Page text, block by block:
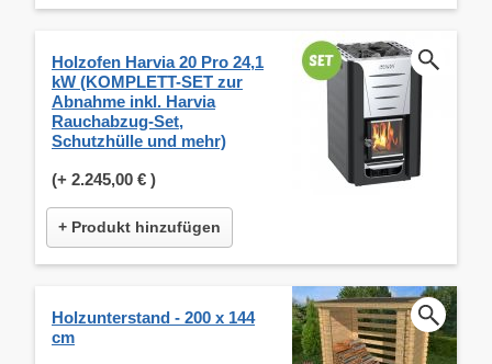
Holzofen Harvia 20 Pro 24,1
kW (KOMPLETT-SET zur
Abnahme inkl. Harvia
Rauchabzug-Set,
Schutzhülle und mehr)
(+ 2.245,00 € )
+ Produkt hinzufügen
Holzunterstand - 200 x 144
cm